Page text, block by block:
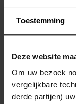
Toestemming
Deze website
Om uw bezoek
vergelijkbare
derde partijen)
Helaas, er is een
Mogelijk kunt u